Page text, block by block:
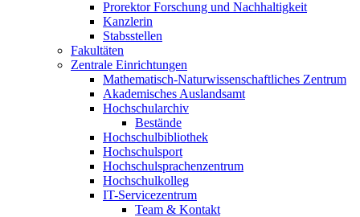
Prorektor Forschung und Nachhaltigkeit
Kanzlerin
Stabsstellen
Fakultäten
Zentrale Einrichtungen
Mathematisch-Naturwissenschaftliches Zentrum
Akademisches Auslandsamt
Hochschularchiv
Bestände
Hochschulbibliothek
Hochschulsport
Hochschulsprachenzentrum
Hochschulkolleg
IT-Servicezentrum
Team & Kontakt